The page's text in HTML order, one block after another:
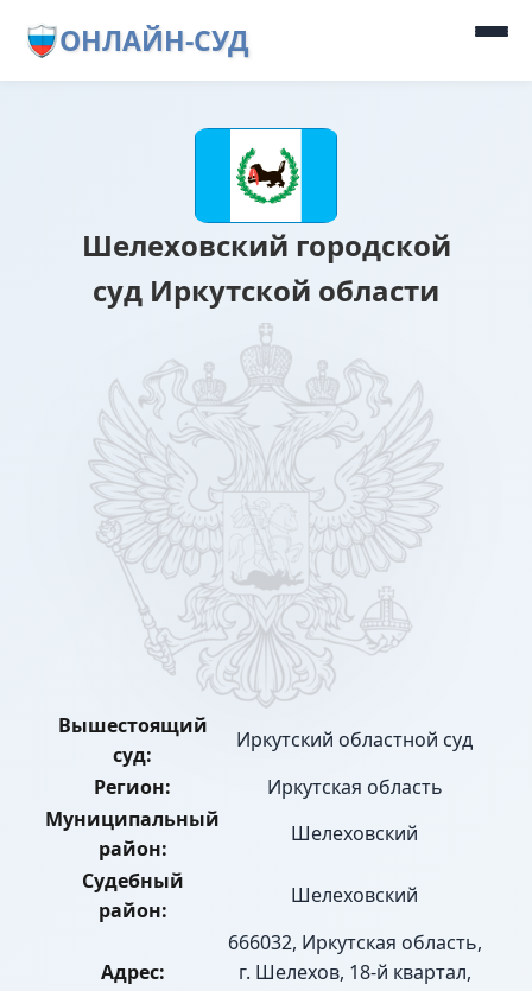
ОНЛАЙН-СУД
Шелеховский городской
суд Иркутской области
Вышестоящий
суд:
Иркутский областной суд
Регион:
Иркутская область
Муниципальный
район:
Шелеховский
Судебный
район:
Шелеховский
Адрес:
666032, Иркутская область,
г. Шелехов, 18-й квартал,